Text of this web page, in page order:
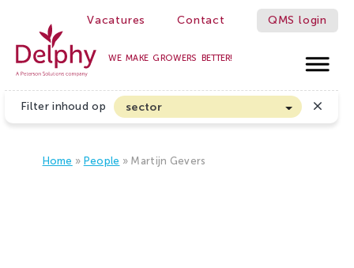
Vacatures Contact QMS login
Delphy WE MAKE GROWERS BETTER!
Filter inhoud op
sector
Biologische Land- en Tuinbouw
Home » People » Martijn Gevers